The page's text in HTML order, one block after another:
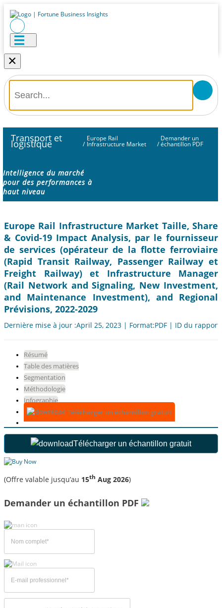
×
Transport et
logistique /
Europe Rail
Infrastructure Market /
Demander un
échantillon PDF
Intelligence du marché
pour des performances à
haut niveau
Europe Rail Infrastructure Market Taille, Share
& Covid-19 Impact Analysis, par le fournisseur
de services (opérateur de la flotte ferroviaire
(Rapid Transit Railway, Passenger Railway et
Freight Railway) et Infrastructure Manager
(Rail Network and Signaling, New Investment,
and Maintenance Investment), and Regional
Prévisions, 2022-2029
Dernière mise à jour :April 25, 2023 | Format:PDF | ID du
Résumé
Table des matières
Segmentation
Méthodologie
Infographie
Télécharger un échantillon gratuit
Télécharger un échantillon gratuit
(Offre valable jusqu’au 15th Aug 2026)
Demander un échantillon PDF